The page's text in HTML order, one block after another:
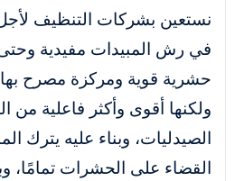
نستعين بشركات التنظيف
في رش المبيدات مفيدية
حشرية قوية ومركزة مصرح
ولكنها أقوى وأكثر فاعلية من
الصيدليات، وبناء عليه يترك
القضاء على الحشرات تمامًا،